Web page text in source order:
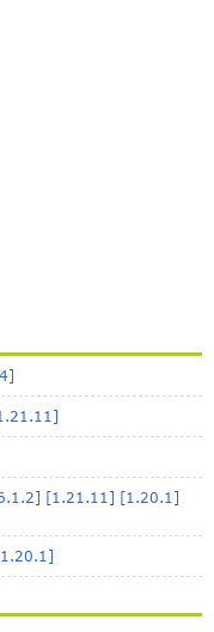
[1.21.11] [1.20.1]